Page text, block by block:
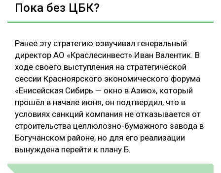
Пока без ЦБК?
Ранее эту стратегию озвучивал генеральный
директор АО «Краслесинвест» Иван Валентик. В
ходе своего выступления на стратегической
сессии Красноярского экономического форума
«Енисейская Сибирь — окно в Азию», который
прошёл в начале июня, он подтвердил, что в
условиях санкций компания не отказывается от
строительства целлюлозно-бумажного завода в
Богучанском районе, но для его реализации
вынуждена перейти к плану Б.